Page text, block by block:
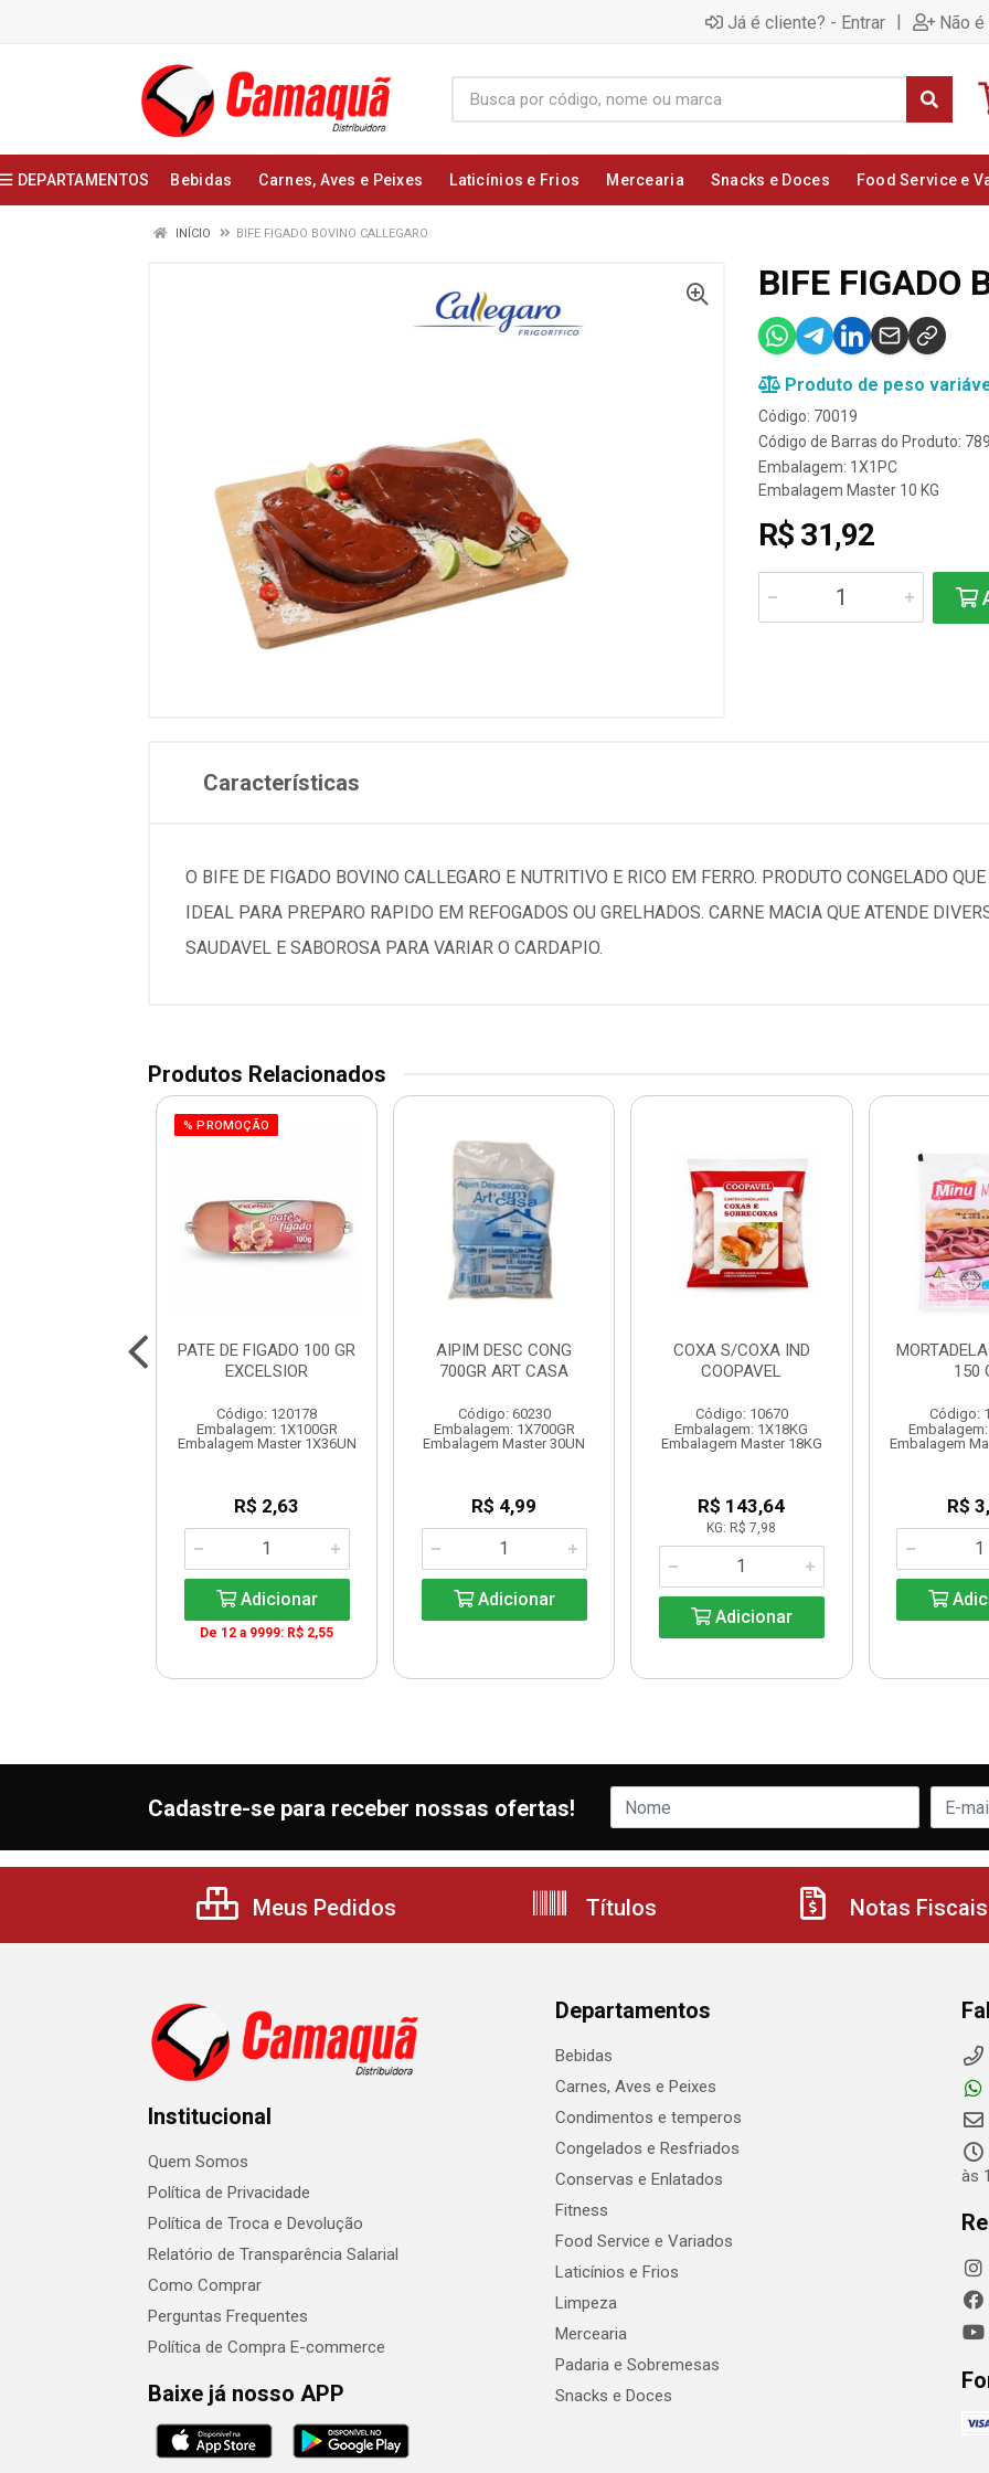
Já é cliente? - Entrar | Não
DEPARTAMENTOS Bebidas Carnes, Aves e Peixes Laticínios e Frios Mercearia Snacks e Doces Food Service e
INÍCIO BIFE FIGADO BOVINO CALLEGARO
BIFE FIGADO
Produto de peso
Código: 70019
Código de Barras do Produto:
Embalagem: 1X1PC
Embalagem Master 10 KG
R$ 31,92
Características
O BIFE DE FIGADO BOVINO CALLEGARO E NUTRITIVO E RICO EM FERRO. PRODUTO CONGELADO
IDEAL PARA PREPARO RAPIDO EM REFOGADOS OU GRELHADOS. CARNE MACIA QUE ATENDE
SAUDAVEL E SABOROSA PARA VARIAR O CARDAPIO.
Produtos Relacionados
% PROMOÇÃO
PATE DE FIGADO 100 GR
EXCELSIOR
Código: 120178
Embalagem: 1X100GR
Embalagem Master 1X36UN
R$ 2,63
Adicionar
De 12 a 9999: R$ 2,55
AIPIM DESC CONG
700GR ART CASA
Código: 60230
Embalagem: 1X700GR
Embalagem Master 30UN
R$ 4,99
Adicionar
COXA S/COXA IND
COOPAVEL
Código: 10670
Embalagem: 1X18KG
Embalagem Master 18KG
R$ 143,64
KG: R$ 7,98
Adicionar
150
Código:
Embalagem
R$
Cadastre-se para receber nossas ofertas!
Meus Pedidos Títulos Notas Fiscais
Institucional
Quem Somos
Política de Privacidade
Política de Troca e Devolução
Relatório de Transparência Salarial
Como Comprar
Perguntas Frequentes
Política de Compra E-commerce
Baixe já nosso APP
Departamentos
Bebidas
Carnes, Aves e Peixes
Condimentos e temperos
Congelados e Resfriados
Conservas e Enlatados
Fitness
Food Service e Variados
Laticínios e Frios
Limpeza
Mercearia
Padaria e Sobremesas
Snacks e Doces
às